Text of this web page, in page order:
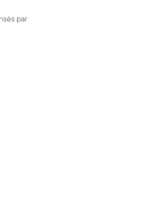
par